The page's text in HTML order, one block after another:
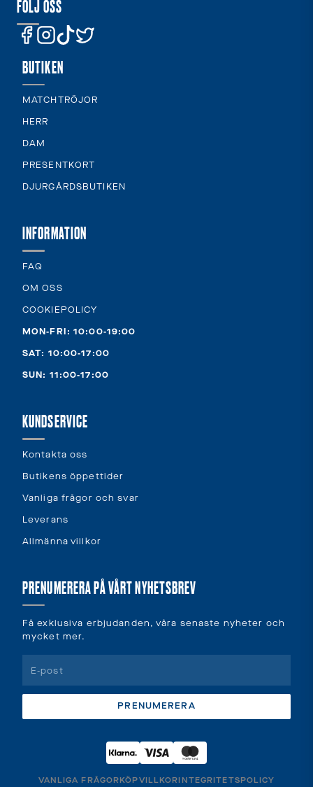
FÖLJ OSS
BUTIKEN
MATCHTRÖJOR
HERR
DAM
PRESENTKORT
DJURGÅRDSBUTIKEN
INFORMATION
FAQ
OM OSS
COOKIEPOLICY
MON-FRI: 10:00-19:00
SAT: 10:00-17:00
SUN: 11:00-17:00
KUNDSERVICE
Kontakta oss
Butikens öppettider
Vanliga frågor och svar
Leverans
Allmänna villkor
PRENUMERERA PÅ VÅRT NYHETSBREV
Få exklusiva erbjudanden, våra senaste nyheter och
mycket mer.
PRENUMERERA
VANLIGA FRÅGOR KÖPVILLKOR INTEGRITETSPOLICY